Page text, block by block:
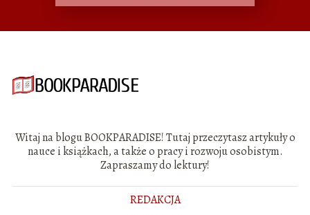
Witaj na blogu BOOKPARADISE! Tutaj przeczytasz artykuły o
nauce i książkach, a także o pracy i rozwoju osobistym.
Zapraszamy do lektury!
REDAKCJA